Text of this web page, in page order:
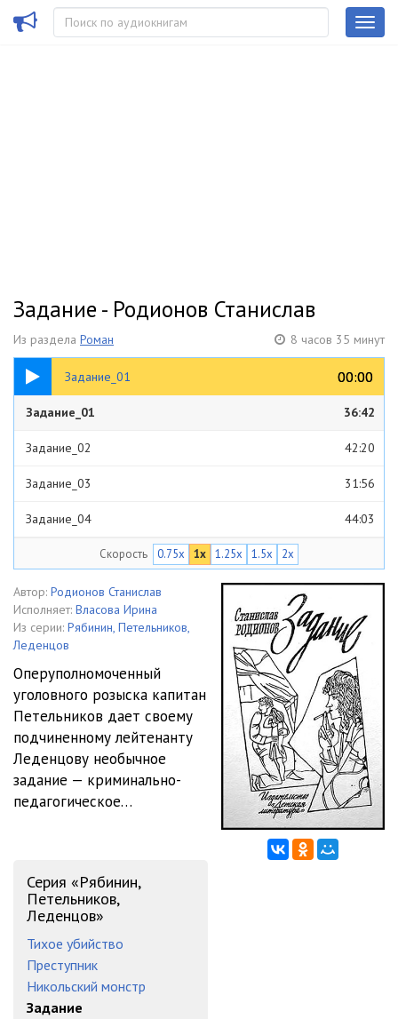
Задание - Родионов Станислав
Из раздела Роман 8 часов 35 минут
Задание_01 00:00
00:00
36:42
Задание_01 36:42
Задание_02 42:20
Задание_03 31:56
Задание_04 44:03
Задание_06 46:21
Задание_07 38:55
46:17
Задание_09 38:45
Задание_10 34:22
Задание_11 35:08
Задание_12 42:19
Скорость 0.75x 1x 1.25x 1.5x 2x
Автор: Родионов Станислав
Исполняет: Власова Ирина
Из серии: Рябинин, Петельников,
Леденцов
Оперуполномоченный
уголовного розыска капитан
Петельников дает своему
подчиненному лейтенанту
Леденцову необычное
задание — криминально-
педагогическое…
Серия «Рябинин,
Петельников,
Леденцов»
Тихое убийство
Преступник
Никольский монстр
Задание